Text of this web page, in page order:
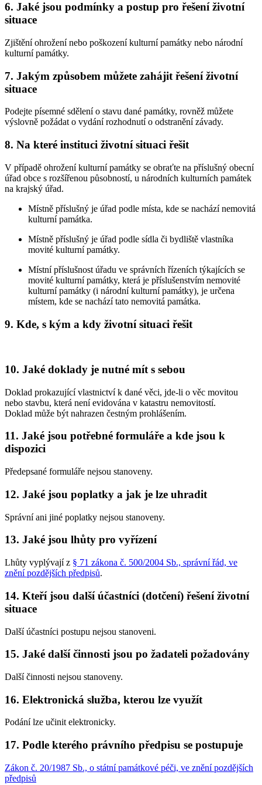
6. Jaké jsou podmínky a postup pro řešení životní
situace
Zjištění ohrožení nebo poškození kulturní památky nebo národní
kulturní památky.
7. Jakým způsobem můžete zahájit řešení životní
situace
Podejte písemné sdělení o stavu dané památky, rovněž můžete
výslovně požádat o vydání rozhodnutí o odstranění závady.
8. Na které instituci životní situaci řešit
V případě ohrožení kulturní památky se obraťte na příslušný obecní
úřad obce s rozšířenou působností, u národních kulturních památek
na krajský úřad.
Místně příslušný je úřad podle místa, kde se nachází nemovitá
kulturní památka.
Místně příslušný je úřad podle sídla či bydliště vlastníka
movité kulturní památky.
Místní příslušnost úřadu ve správních řízeních týkajících se
movité kulturní památky, která je příslušenstvím nemovité
kulturní památky (i národní kulturní památky), je určena
místem, kde se nachází tato nemovitá památka.
9. Kde, s kým a kdy životní situaci řešit
10. Jaké doklady je nutné mít s sebou
Doklad prokazující vlastnictví k dané věci, jde-li o věc movitou
nebo stavbu, která není evidována v katastru nemovitostí.
Doklad může být nahrazen čestným prohlášením.
11. Jaké jsou potřebné formuláře a kde jsou k
dispozici
Předepsané formuláře nejsou stanoveny.
12. Jaké jsou poplatky a jak je lze uhradit
Správní ani jiné poplatky nejsou stanoveny.
13. Jaké jsou lhůty pro vyřízení
Lhůty vyplývají z § 71 zákona č. 500/2004 Sb., správní řád, ve
znění pozdějších předpisů.
14. Kteří jsou další účastníci (dotčení) řešení životní
situace
Další účastníci postupu nejsou stanoveni.
15. Jaké další činnosti jsou po žadateli požadovány
Další činnosti nejsou stanoveny.
16. Elektronická služba, kterou lze využít
Podání lze učinit elektronicky.
17. Podle kterého právního předpisu se postupuje
Zákon č. 20/1987 Sb., o státní památkové péči, ve znění pozdějších
předpisů